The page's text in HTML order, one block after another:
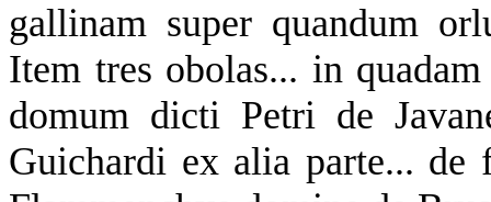
gallinam super quandum
Item tres obolas... in
domum dicti Petri de
Guichardi ex alia parte... de